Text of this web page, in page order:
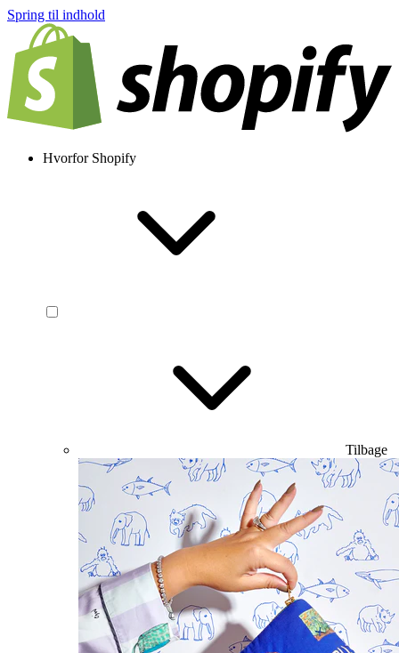
Spring til indhold
Hvorfor Shopify
Tilbage